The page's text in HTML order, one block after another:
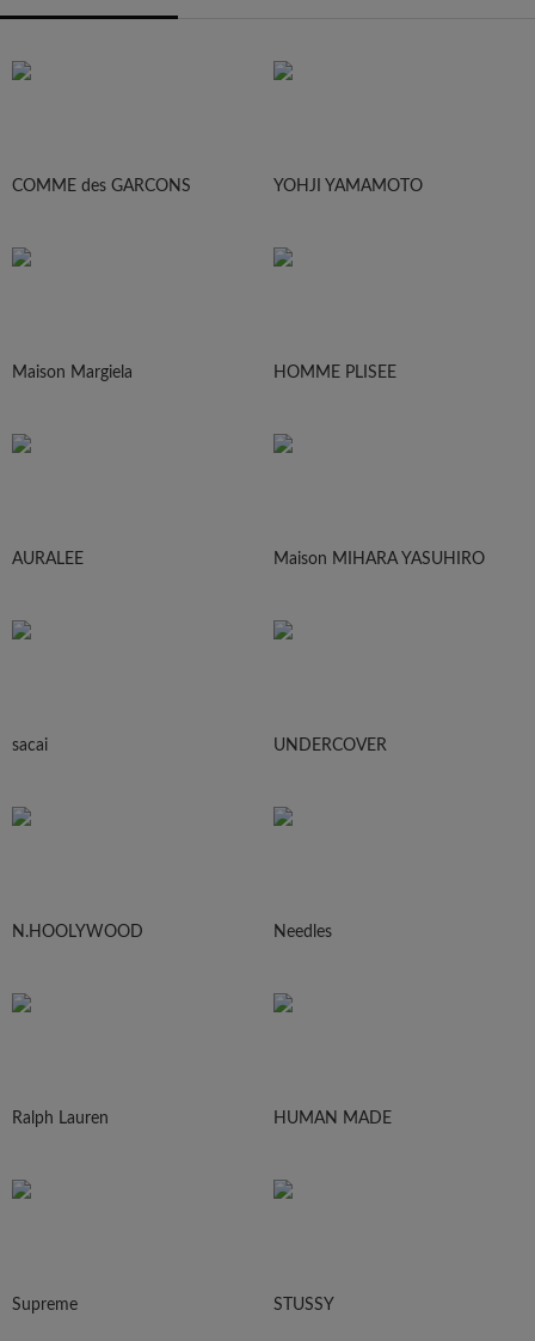
COMME des GARCONS YOHJI YAMAMOTO
Maison Margiela HOMME PLISEE
AURALEE Maison MIHARA YASUHIRO
sacai UNDERCOVER
N.HOOLYWOOD Needles
Ralph Lauren HUMAN MADE
Supreme STUSSY